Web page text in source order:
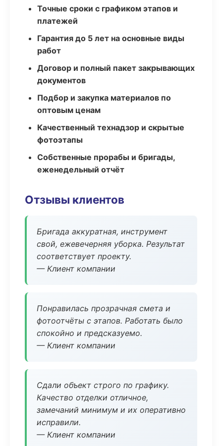
Точные сроки с графиком этапов и
платежей
Гарантия до 5 лет на основные виды
работ
Договор и полный пакет закрывающих
документов
Подбор и закупка материалов по
оптовым ценам
Качественный технадзор и скрытые
фотоэтапы
Собственные прорабы и бригады,
еженедельный отчёт
Отзывы клиентов
Бригада аккуратная, инструмент
свой, ежевечерняя уборка. Результат
соответствует проекту.
— Клиент компании
Понравилась прозрачная смета и
фотоотчёты с этапов. Работать было
спокойно и предсказуемо.
— Клиент компании
Сдали объект строго по графику.
Качество отделки отличное,
замечаний минимум и их оперативно
исправили.
— Клиент компании